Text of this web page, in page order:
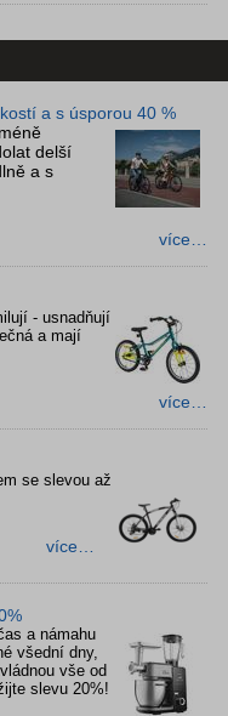
a s úsporou 40 %
delší
a s
více…
- usnadňují
a mají
více…
se slevou až
více…
a námahu
všední dny,
vše od
slevu 20%!